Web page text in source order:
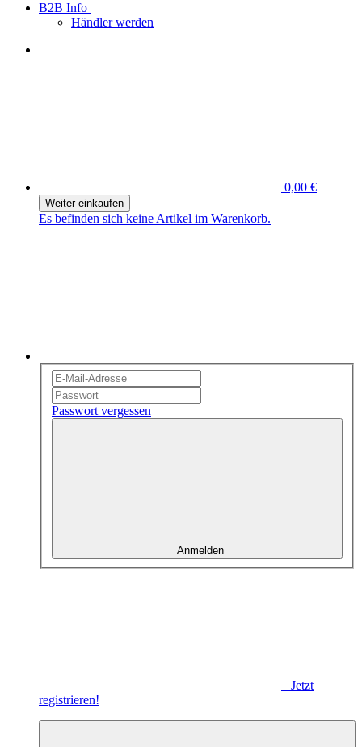
B2B Info
Händler werden
0,00 €
Weiter einkaufen
Es befinden sich keine Artikel im Warenkorb.
Passwort vergessen
Anmelden
Jetzt
registrieren!